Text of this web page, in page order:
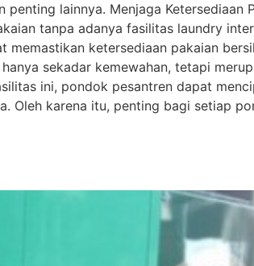
lainnya. Menjaga Ketersediaan
tanpa adanya fasilitas laundry
ketersediaan pakaian
sekadar kemewahan, tetapi
ini, pondok pesantren dapat
Oleh karena itu, penting bagi setiap